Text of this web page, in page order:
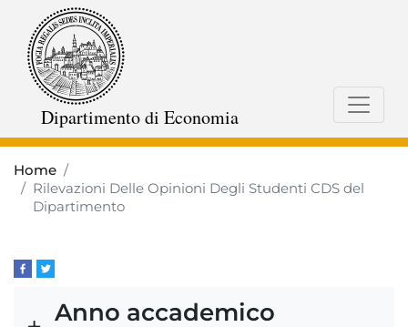
Dipartimento di Economia
Home
Rilevazioni Delle Opinioni Degli Studenti CDS del
Dipartimento
Anno accademico